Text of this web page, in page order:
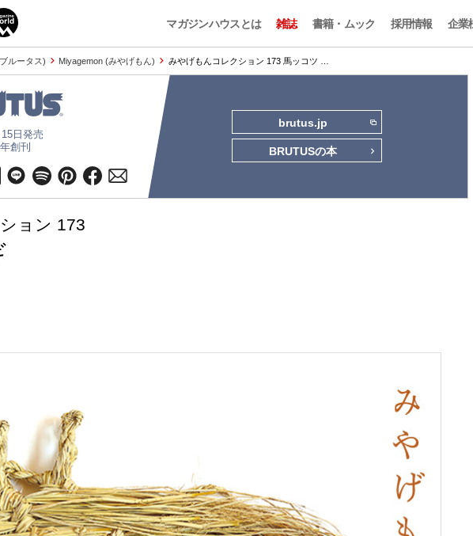
マガジンハウスとは 雑誌 書籍・ムック 採用情報 企業
ルータス) Miyagemon (みやげもん) みやげもんコレクション 173 馬ッコツ …
日発売
創刊
brutus.jp
BRUTUSの本
ョン 173